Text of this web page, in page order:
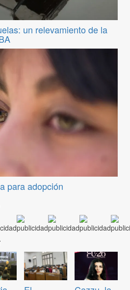
un relevamiento de la
para adopción